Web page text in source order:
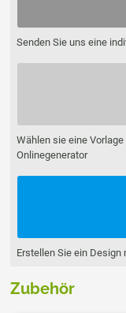
Senden Sie uns eine
Wählen sie eine
Onlinegenerator
Erstellen Sie ein
Zubehör